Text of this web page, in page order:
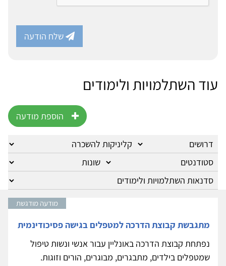
שלח הודעה
עוד השתלמויות ולימודים
הוספת מודעה
מודעה מודגשת
מתגבשת קבוצת הדרכה למטפלים בגישה פסיכודינמית
נפתחת קבוצת הדרכה באונליין עבור אנשי ונשות טיפול
שמטפלים בילדים, מתבגרים, מבוגרים, הורים וזוגות.